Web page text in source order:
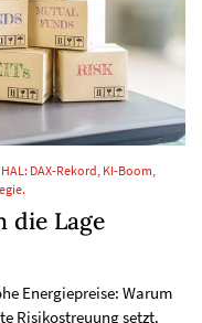
DAX-Rekord, KI-Boom,
die Lage
Energiepreise: Warum
Risikostreuung setzt.